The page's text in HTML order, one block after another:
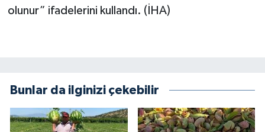
olunur” ifadelerini kullandı. (İHA)
Bunlar da ilginizi çekebilir